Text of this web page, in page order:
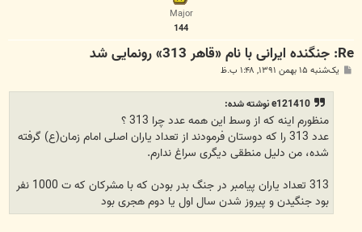
Major
144
Re: جنگنده ایرانی با نام «قاهر 313» رونمایی شد
پ یک‌شنبه ۱۵ بهمن ۱۳۹۱, ۱:۴۸ ب.ظ
e121410 نوشته شده:
منظورم اینه که از وسط این همه عدد چرا 313 ؟
عدد 313 را که دوستان فرمودند از تعداد یاران اصلی امام زمان(ع) گرفته
شده، من دلیل منطقی دیگری سراغ ندارم.
313 تعداد یاران پیامبر در جنگ بدر بودن که با مشرکان که ت 1000 نفر
بود جنگیدن و پیروز شدن سال اول یا دوم هجری بود